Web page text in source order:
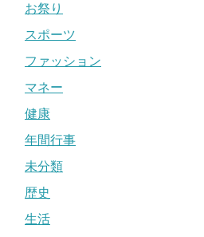
お祭り
スポーツ
ファッション
マネー
健康
年間行事
未分類
歴史
生活